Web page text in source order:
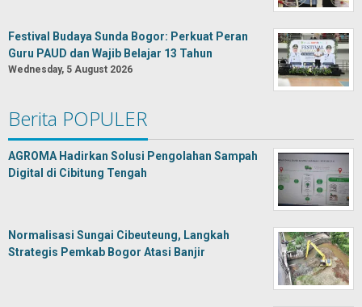
Festival Budaya Sunda Bogor: Perkuat Peran
Guru PAUD dan Wajib Belajar 13 Tahun
Wednesday, 5 August 2026
Berita POPULER
AGROMA Hadirkan Solusi Pengolahan Sampah
Digital di Cibitung Tengah
Normalisasi Sungai Cibeuteung, Langkah
Strategis Pemkab Bogor Atasi Banjir